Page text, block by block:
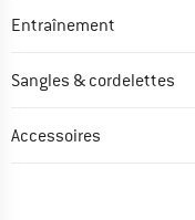
Entraînement
Sangles & cordelettes
Accessoires